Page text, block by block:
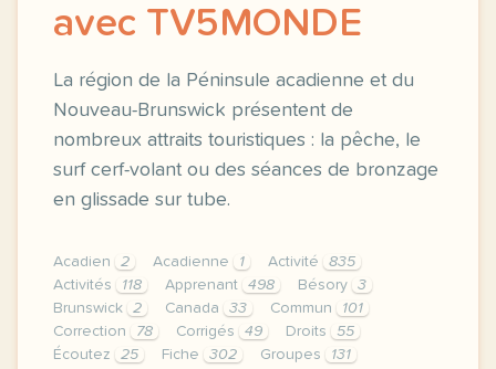
avec TV5MONDE
La région de la Péninsule acadienne et du
Nouveau-Brunswick présentent de
nombreux attraits touristiques : la pêche, le
surf cerf-volant ou des séances de bronzage
en glissade sur tube.
Acadien 2 Acadienne 1 Activité
835
Activités
118 Apprenant 498 Bésory
3
Brunswick
2 Canada 33 Commun
101
Correction
78 Corrigés 49 Droits
55
Écoutez
25 Fiche 302 Groupes
131